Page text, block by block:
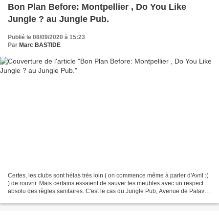
Bon Plan Before: Montpellier , Do You Like
Jungle ? au Jungle Pub.
Publié le 08/09/2020 à 15:23
Par Marc BASTIDE
Certes, les clubs sont hélas très loin ( on commence même à parler d'Avril :(
) de rouvrir. Mais certains essaient de sauver les meubles avec un respect
absolu des règles sanitaires. C'est le cas du Jungle Pub, Avenue de Palavas